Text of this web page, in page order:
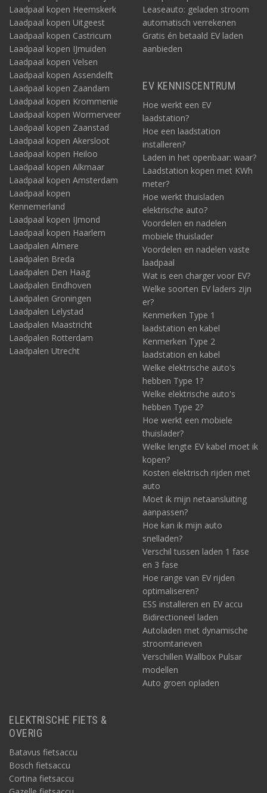
Laadpaal kopen Heemskerk
Laadpaal kopen Uitgeest
Laadpaal kopen Castricum
Laadpaal kopen IJmuiden
Laadpaal kopen Velsen
Laadpaal kopen Assendelft
Laadpaal kopen Zaandam
Laadpaal kopen Krommenie
Laadpaal kopen Wormerveer
Laadpaal kopen Zaanstad
Laadpaal kopen Akersloot
Laadpaal kopen Heiloo
Laadpaal kopen Alkmaar
Laadpaal kopen Amsterdam
Laadpaal kopen
Kennemerland
Laadpaal kopen IJmond
Laadpaal kopen Haarlem
Laadpalen Almere
Laadpalen Breda
Laadpalen Den Haag
Laadpalen Eindhoven
Laadpalen Groningen
Laadpalen Lelystad
Laadpalen Maastricht
Laadpalen Rotterdam
Laadpalen Utrecht
Leaseauto: geladen stroom
automatisch verrekenen
Gratis én betaald EV laden
aanbieden
EV KENNISCENTRUM
Hoe werkt een EV
laadstation?
Hoe een laadstation
installeren?
Laden in het openbaar: waar?
Laadstation kopen met KWh
meter?
Hoe werkt thuisladen
elektrische auto?
Voordelen en nadelen
mobiele thuislader
Voordelen en nadelen vaste
laadpaal
Wat is een charger voor EV?
Welke soorten EV laders zijn
er?
Kenmerken Type 1
laadstation en kabel
Kenmerken Type 2
laadstation en kabel
Welke elektrische auto's
hebben Type 1?
Welke elektrische auto's
hebben Type 2?
Hoe werkt een mobiele
thuislader?
Welke lengte EV kabel moet ik
kopen?
Kosten elektrisch rijden met
auto
Moet ik mijn netaansluiting
aanpassen?
Hoe kan ik mijn auto
snelladen?
Verschil tussen laden 1 fase
en 3 fase
Hoe range van EV rijden
optimaliseren?
ESS installeren en EV accu
Bidirectioneel laden
Autoladen met dynamische
stroomtarieven
Verschillen Wallbox Pulsar
modellen
Auto groen opladen
ELEKTRISCHE FIETS &
OVERIG
Batavus fietsaccu
Bosch fietsaccu
Cortina fietsaccu